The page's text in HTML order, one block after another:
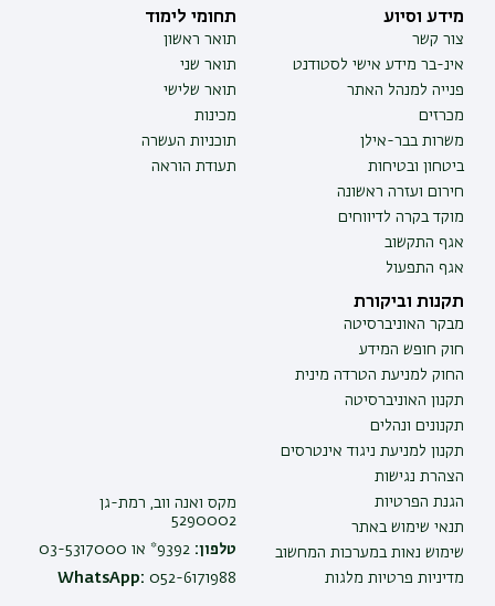
מידע וסיוע
צור קשר
אינ-בר מידע אישי לסטודנט
פנייה למנהל האתר
מכרזים
משרות בבר-אילן
ביטחון ובטיחות
חירום ועזרה ראשונה
מוקד בקרה לדיווחים
אגף התקשוב
אגף התפעול
תחומי לימוד
תואר ראשון
תואר שני
תואר שלישי
מכינות
תוכניות העשרה
תעודת הוראה
תקנות וביקורת
מבקר האוניברסיטה
חוק חופש המידע
החוק למניעת הטרדה מינית
תקנון האוניברסיטה
תקנונים ונהלים
תקנון למניעת ניגוד אינטרסים
הצהרת נגישות
הגנת הפרטיות
תנאי שימוש באתר
שימוש נאות במערכות המחשוב
מדיניות פרטיות מלגות
מקס ואנה ווב, רמת-גן
5290002
טלפון:
WhatsApp: 052-6171988